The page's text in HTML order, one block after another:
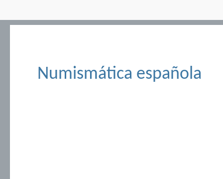
Numismática española